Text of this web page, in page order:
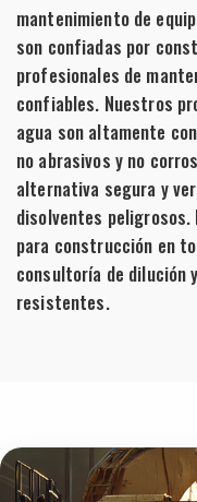
mantenimiento de
son confiadas por
profesionales de
confiables. Nuestros
agua son altamente
no abrasivos y no
alternativa segura y
disolventes peligrosos.
para construcción en
consultoría de dilución
resistentes.